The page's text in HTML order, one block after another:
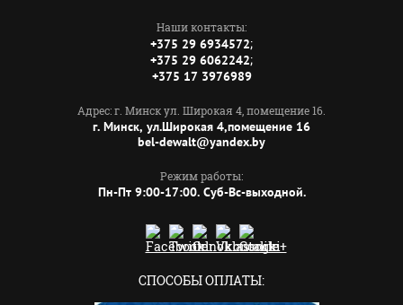
Наши контакты:
+375 29 6934572;
+375 29 6062242;
+375 17 3976989
Адрес: г. Минск ул. Широкая 4, помещение 16.
г. Минск, ул.Широкая 4,помещение 16
bel-dewalt@yandex.by
Режим работы:
Пн-Пт 9:00-17:00. Суб-Вс-выходной.
СПОСОБЫ ОПЛАТЫ: